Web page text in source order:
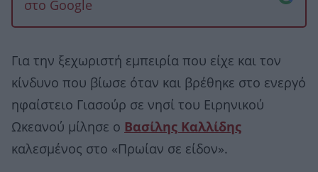
στο Google
Για την ξεχωριστή εμπειρία που είχε και τον
κίνδυνο που βίωσε όταν και βρέθηκε στο ενεργό
ηφαίστειο Γιασούρ σε νησί του Ειρηνικού
Ωκεανού μίλησε ο Βασίλης Καλλίδης
καλεσμένος στο «Πρωίαν σε είδον».